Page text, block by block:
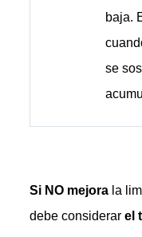
baja.
se
Si NO mejora la
debe considerar el